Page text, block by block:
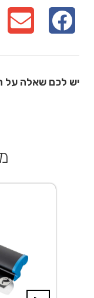
יש לכם שאלה על